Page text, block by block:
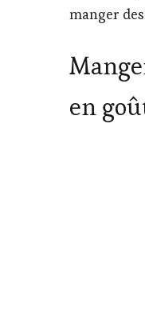
manger
en